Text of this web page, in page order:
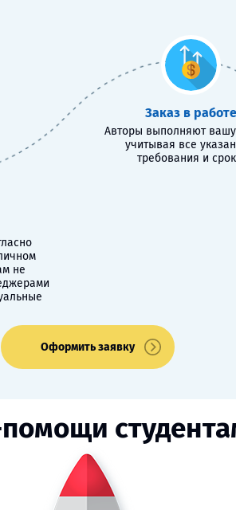
не
Заказ в работе
Авторы выполняют вашу
учитывая все
требования и
Оформить заявку